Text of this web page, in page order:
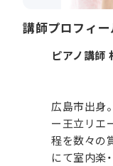
講師プロフィー
ピアノ講師
広島市出身
ー王立リエ
程を数々の
にて室内楽